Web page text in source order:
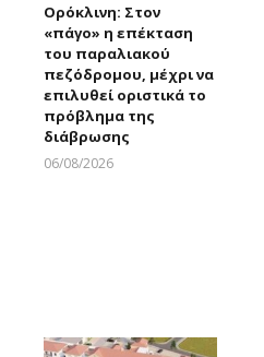
Ορόκλινη: Στον
«πάγο» η επέκταση
του παραλιακού
πεζόδρομου, μέχρι να
επιλυθεί οριστικά το
πρόβλημα της
διάβρωσης
06/08/2026